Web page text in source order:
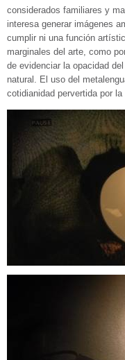
considerados familiares y
interesa generar imágenes
cumplir ni una función
marginales del arte, como
de evidenciar la opacidad
natural. El uso del
cotidianidad pervertida por